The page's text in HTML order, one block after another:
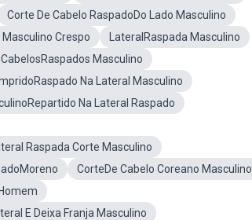
Corte De Cabelo RaspadoDo Lado Masculino
Crespo
LateralRaspada Masculino
Masculino
Na Lateral Masculino
Na Lateral Raspado
Raspada Corte Masculino
CorteDe Cabelo Coreano Masculino
E Deixa Franja Masculino